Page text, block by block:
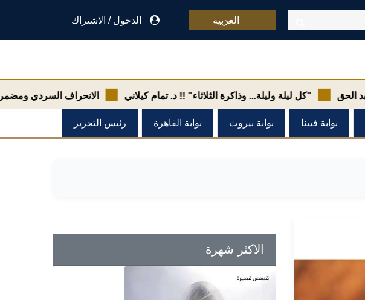
العربية الدخول / الاشتراك
"كل ليلة وليلة... وذاكرة الثلاثاء" !! د. تمام كيلاني الانحراف السردي ومضمراته
بوابة فيينا بوابة بيروت بوابة القاهرة رئيس التحرير
الاكثر شهرة